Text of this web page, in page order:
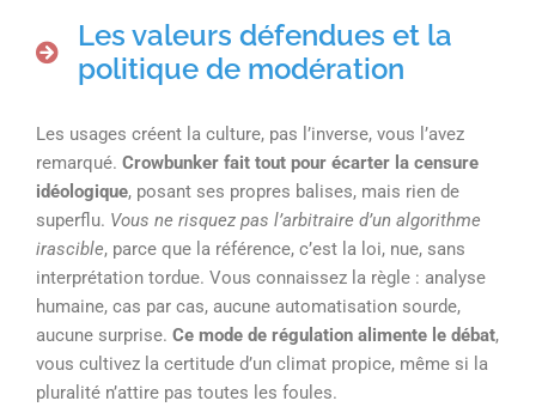
Les valeurs défendues et la
politique de modération
Les usages créent la culture, pas l’inverse, vous l’avez
remarqué. Crowbunker fait tout pour écarter la censure
idéologique, posant ses propres balises, mais rien de
superflu. Vous ne risquez pas l’arbitraire d’un algorithme
irascible, parce que la référence, c’est la loi, nue, sans
interprétation tordue. Vous connaissez la règle : analyse
humaine, cas par cas, aucune automatisation sourde,
aucune surprise. Ce mode de régulation alimente le débat,
vous cultivez la certitude d’un climat propice, même si la
pluralité n’attire pas toutes les foules.